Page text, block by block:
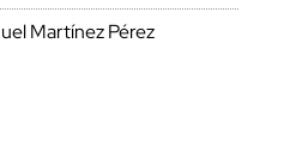
Martínez Pérez